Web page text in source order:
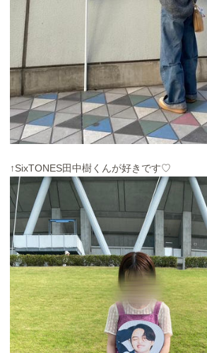
↑SixTONES田中樹くんが好きです♡